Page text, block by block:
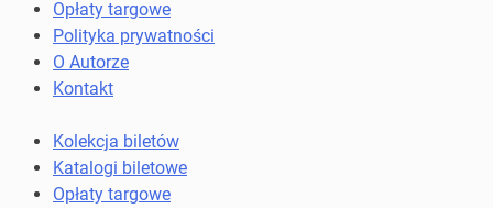
komunikacji
miejskiej
kolejowych
Opłaty targowe
Polityka prywatności
O Autorze
Kontakt
Kolekcja biletów
Katalogi biletowe
Opłaty targowe